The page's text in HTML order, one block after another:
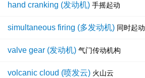
hand cranking (发动机) 手摇起动
simultaneous firing (多发动机) 同时起动
valve gear (发动机) 气门传动机构
volcanic cloud (喷发云) 火山云